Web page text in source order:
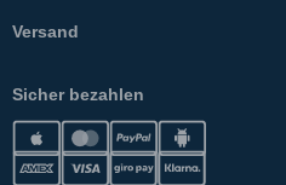
Versand
Sicher bezahlen